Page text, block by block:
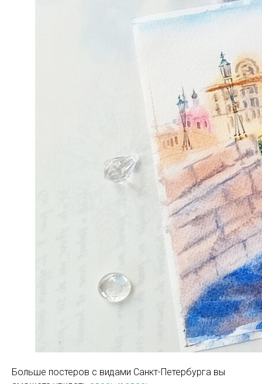
Больше постеров с видами Санкт-Петербурга вы